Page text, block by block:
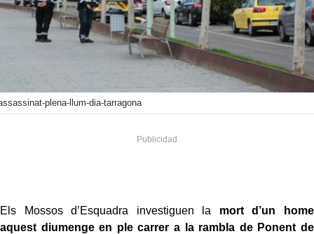
plena-llum-dia-tarragona
Els Mossos d’Esquadra investiguen la mort d’un home
aquest diumenge en ple carrer a la rambla de Ponent de